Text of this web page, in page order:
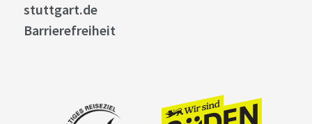
stuttgart.de
Barrierefreiheit